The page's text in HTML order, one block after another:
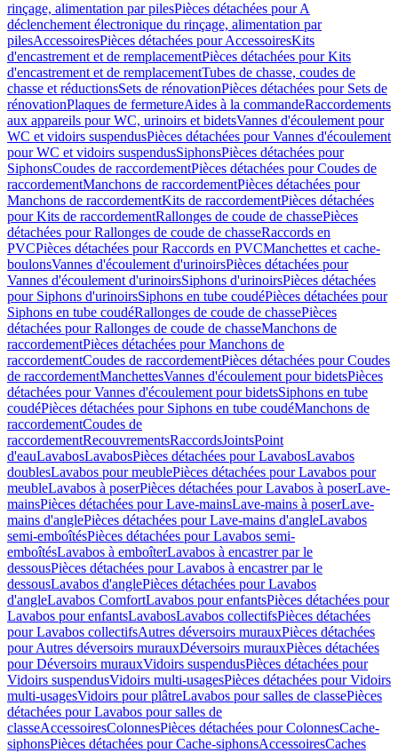
rinçage, alimentation par pilesPièces détachées pour A
déclenchement électronique du rinçage, alimentation par
pilesAccessoiresPièces détachées pour AccessoiresKits
d'encastrement et de remplacementPièces détachées pour Kits
d'encastrement et de remplacementTubes de chasse, coudes de
chasse et réductionsSets de rénovationPièces détachées pour Sets de
rénovationPlaques de fermetureAides à la commandeRaccordements
aux appareils pour WC, urinoirs et bidetsVannes d'écoulement pour
WC et vidoirs suspendusPièces détachées pour Vannes d'écoulement
pour WC et vidoirs suspendusSiphonsPièces détachées pour
SiphonsCoudes de raccordementPièces détachées pour Coudes de
raccordementManchons de raccordementPièces détachées pour
Manchons de raccordementKits de raccordementPièces détachées
pour Kits de raccordementRallonges de coude de chassePièces
détachées pour Rallonges de coude de chasseRaccords en
PVCPièces détachées pour Raccords en PVCManchettes et cache-
boulonsVannes d'écoulement d'urinoirsPièces détachées pour
Vannes d'écoulement d'urinoirsSiphons d'urinoirsPièces détachées
pour Siphons d'urinoirsSiphons en tube coudéPièces détachées pour
Siphons en tube coudéRallonges de coude de chassePièces
détachées pour Rallonges de coude de chasseManchons de
raccordementPièces détachées pour Manchons de
raccordementCoudes de raccordementPièces détachées pour Coudes
de raccordementManchettesVannes d'écoulement pour bidetsPièces
détachées pour Vannes d'écoulement pour bidetsSiphons en tube
coudéPièces détachées pour Siphons en tube coudéManchons de
raccordementCoudes de
raccordementRecouvrementsRaccordsJointsPoint
d'eauLavabosLavabosPièces détachées pour LavabosLavabos
doublesLavabos pour meublePièces détachées pour Lavabos pour
meubleLavabos à poserPièces détachées pour Lavabos à poserLave-
mainsPièces détachées pour Lave-mainsLave-mains à poserLave-
mains d'anglePièces détachées pour Lave-mains d'angleLavabos
semi-emboîtésPièces détachées pour Lavabos semi-
emboîtésLavabos à emboîterLavabos à encastrer par le
dessousPièces détachées pour Lavabos à encastrer par le
dessousLavabos d'anglePièces détachées pour Lavabos
d'angleLavabos ComfortLavabos pour enfantsPièces détachées pour
Lavabos pour enfantsLavabosLavabos collectifsPièces détachées
pour Lavabos collectifsAutres déversoirs murauxPièces détachées
pour Autres déversoirs murauxDéversoirs murauxPièces détachées
pour Déversoirs murauxVidoirs suspendusPièces détachées pour
Vidoirs suspendusVidoirs multi-usagesPièces détachées pour Vidoirs
multi-usagesVidoirs pour plâtreLavabos pour salles de classePièces
détachées pour Lavabos pour salles de
classeAccessoiresColonnesPièces détachées pour ColonnesCache-
siphonsPièces détachées pour Cache-siphonsAccessoiresCaches